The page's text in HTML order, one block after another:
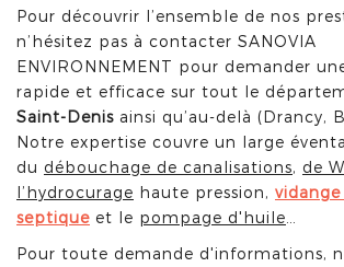
Pour découvrir l’ensemble de nos
n’hésitez pas à contacter SANOVIA
ENVIRONNEMENT pour demander
rapide et efficace sur tout le
Saint-Denis ainsi qu’au-delà (Drancy,
Notre expertise couvre un large
du débouchage de canalisations, de
l’hydrocurage haute pression,
septique et le pompage d'huile
Pour toute demande d'informations,